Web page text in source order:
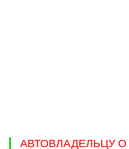
АВТОВЛАДЕЛЬЦУ